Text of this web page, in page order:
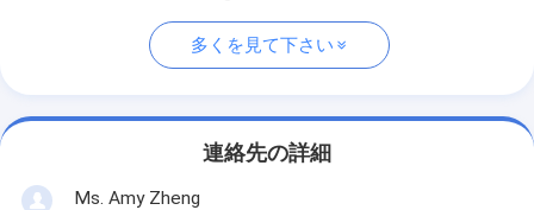
多くを見て下さい
連絡先の詳細
Ms. Amy Zheng